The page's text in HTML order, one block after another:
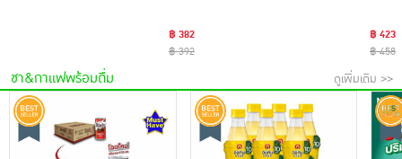
฿ 382
฿ 392
฿ 423
฿ 458
ชา&กาแฟพร้อมดื่ม ดูเพิ่มเติม >>